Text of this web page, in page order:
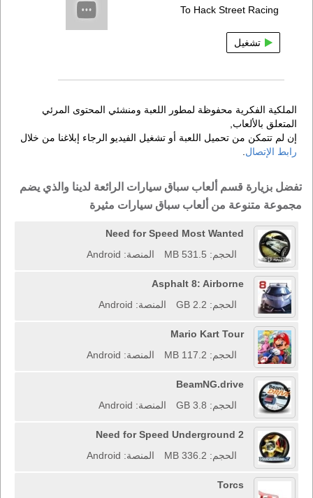
To Hack Street Racing
تشغيل
الملكية الفكرية محفوظة لمطور اللعبة ومنشئي المحتوى المرئي
المتعلق بالألعاب,
إن لم تتمكن من تحميل اللعبة أو تشغيل الفيديو الرجاء إبلاغنا من خلال
رابط الإتصال
تفضل بزيارة قسم ألعاب سباق سيارات الرائعة لدينا والذي يضم
مجموعة متنوعة من ألعاب سباق سيارات مثيرة
Need for Speed Most Wanted
الحجم: 531.5 MB
المنصة: Android
Asphalt 8: Airborne
الحجم: 2.2 GB
المنصة: Android
Mario Kart Tour
الحجم: 117.2 MB
المنصة: Android
BeamNG.drive
الحجم: 3.8 GB
المنصة: Android
Need for Speed Underground 2
الحجم: 336.2 MB
المنصة: Android
Torcs